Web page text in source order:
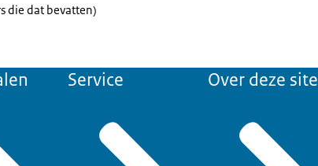
die dat bevatten)
Service Over deze site